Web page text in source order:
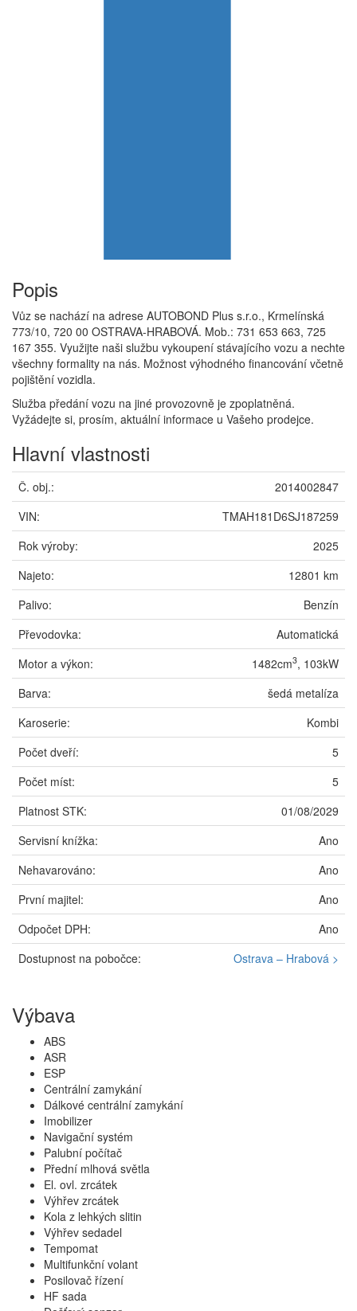
Popis
Vůz se nachází na adrese AUTOBOND Plus s.r.o., Krmelínská
773/10, 720 00 OSTRAVA-HRABOVÁ. Mob.: 731 653 663, 725
167 355. Využijte naši službu vykoupení stávajícího vozu a nechte
všechny formality na nás. Možnost výhodného financování včetně
pojištění vozidla.
Služba předání vozu na jiné provozovně je zpoplatněná.
Vyžádejte si, prosím, aktuální informace u Vašeho prodejce.
Hlavní vlastnosti
Č. obj.:
2014002847
VIN:
TMAH181D6SJ187259
Rok výroby:
2025
Najeto:
12801 km
Palivo:
Benzín
Převodovka:
Automatická
Motor a výkon:
1482cm3, 103kW
Barva:
šedá metalíza
Karoserie:
Kombi
Počet dveří:
5
Počet míst:
5
Platnost STK:
01/08/2029
Servisní knížka:
Ano
Nehavarováno:
Ano
První majitel:
Ano
Odpočet DPH:
Ano
Dostupnost na pobočce:
Ostrava – Hrabová >
Výbava
ABS
ASR
ESP
Centrální zamykání
Dálkové centrální zamykání
Imobilizer
Navigační systém
Palubní počítač
Přední mlhová světla
El. ovl. zrcátek
Výhřev zrcátek
Kola z lehkých slitin
Výhřev sedadel
Tempomat
Multifunkční volant
Posilovač řízení
HF sada